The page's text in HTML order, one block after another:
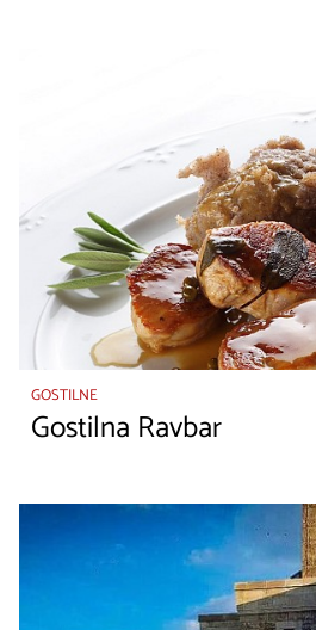
GOSTILNE
Gostilna Ravbar